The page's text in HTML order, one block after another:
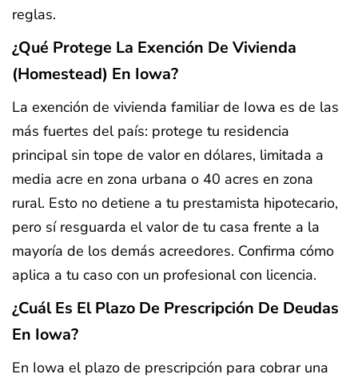
reglas.
¿Qué Protege La Exención De Vivienda
(homestead) En Iowa?
La exención de vivienda familiar de Iowa es de las
más fuertes del país: protege tu residencia
principal sin tope de valor en dólares, limitada a
media acre en zona urbana o 40 acres en zona
rural. Esto no detiene a tu prestamista hipotecario,
pero sí resguarda el valor de tu casa frente a la
mayoría de los demás acreedores. Confirma cómo
aplica a tu caso con un profesional con licencia.
¿Cuál Es El Plazo De Prescripción De Deudas
En Iowa?
En Iowa el plazo de prescripción para cobrar una